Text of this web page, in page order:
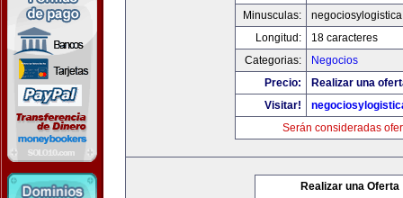
Minusculas:
Longitud:
18 caracteres
Categorias:
Negocios
Precio:
Realizar una
Visitar!
Serán consideradas
Realizar una Oferta